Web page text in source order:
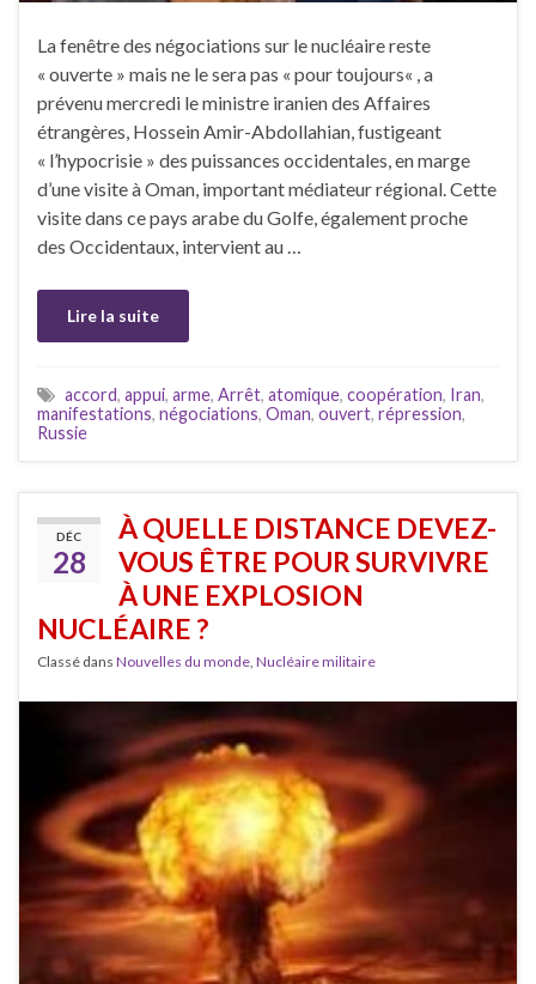
La fenêtre des négociations sur le nucléaire reste
« ouverte » mais ne le sera pas « pour toujours« , a
prévenu mercredi le ministre iranien des Affaires
étrangères, Hossein Amir-Abdollahian, fustigeant
« l’hypocrisie » des puissances occidentales, en marge
d’une visite à Oman, important médiateur régional. Cette
visite dans ce pays arabe du Golfe, également proche
des Occidentaux, intervient au …
Lire la suite
accord, appui, arme, Arrêt, atomique, coopération, Iran,
manifestations, négociations, Oman, ouvert, répression,
Russie
DÉC
28
À QUELLE DISTANCE DEVEZ-
VOUS ÊTRE POUR SURVIVRE
À UNE EXPLOSION
NUCLÉAIRE ?
Classé dans Nouvelles du monde Nucléaire militaire